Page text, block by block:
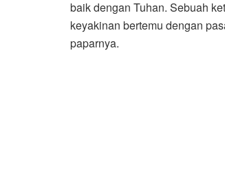
baik dengan Tuhan. Sebuah
keyakinan bertemu dengan
paparnya.